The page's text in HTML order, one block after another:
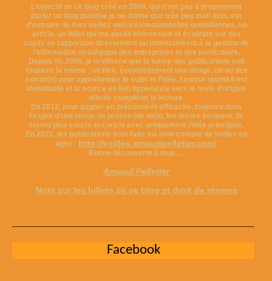
L’objectif de ce blog créé en 2006, qui n’est pas à proprement
parler un blog puisque je ne donne que très peu mon avis, est
d’extraire de mes veilles web informationnelles quotidiennes, un
article, un billet qui me parait intéressant et éclairant sur des
sujets se rapportant directement ou indirectement à la gestion de
l’information stratégique des entreprises et des particuliers.
Depuis fin 2009, je m’efforce que la forme des publications soit
toujours la même ; un titre, éventuellement une image, un ou des
extrait(s) pour appréhender le sujet et l’idée, l’auteur quand il est
identifiable et la source en lien hypertexte vers le texte d’origine
afin de compléter la lecture.
En 2012, pour gagner en précision et efficacité, toujours dans
l’esprit d’une revue de presse (de web), les textes évoluent, ils
seront plus courts et concis avec uniquement l’idée principale.
En 2022, les publications sont faite via mon compte de veilles en
ligne : http://veilles.arnaudpelletier.com/
Bonne découverte à tous …
Arnaud Pelletier
Note sur les billets de ce blog et droit de réserve
Facebook